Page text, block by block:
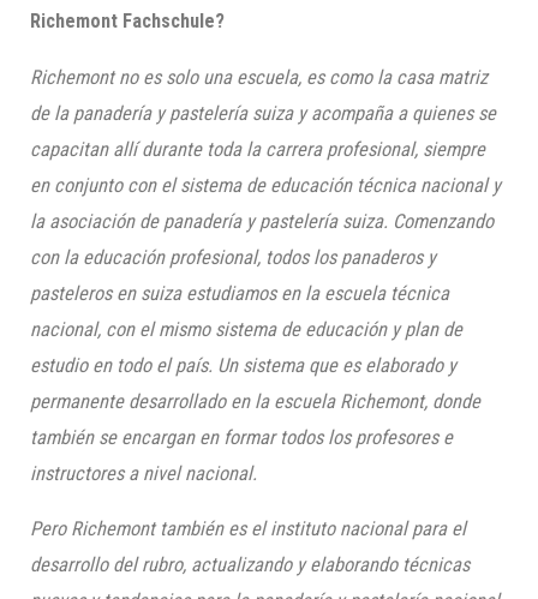
Richemont Fachschule?
Richemontno es solo una escuela, es como la casa matriz
de la panadería y pastelería suiza y acompaña a quienes se
capacitan allí durante toda la carrera profesional, siempre
en conjunto con el sistema de educación técnica nacional y
la asociación de panadería y pastelería suiza. Comenzando
con la educación profesional, todos los panaderos y
pasteleros en suiza estudiamos en la escuela técnica
nacional, con el mismo sistema de educación y plan de
estudio en todo el país. Un sistema que es elaborado y
permanente desarrollado en la escuela Richemont, donde
también se encargan en formar todos los profesores e
instructores a nivel nacional.
Pero Richemonttambién es el instituto nacional para el
desarrollo del rubro, actualizando y elaborando técnicas